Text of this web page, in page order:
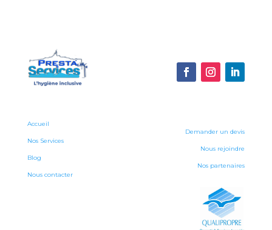
Accueil
Nos Services
Blog
Nous contacter
Demander un devis
Nous rejoindre
Nos partenaires